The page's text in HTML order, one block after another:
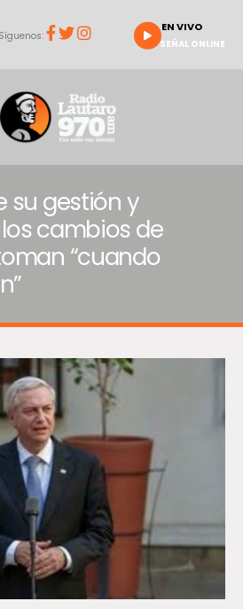
Síguenos:
EN VIVO
SEÑAL ONLINE
su gestión y
cambios de
“cuando